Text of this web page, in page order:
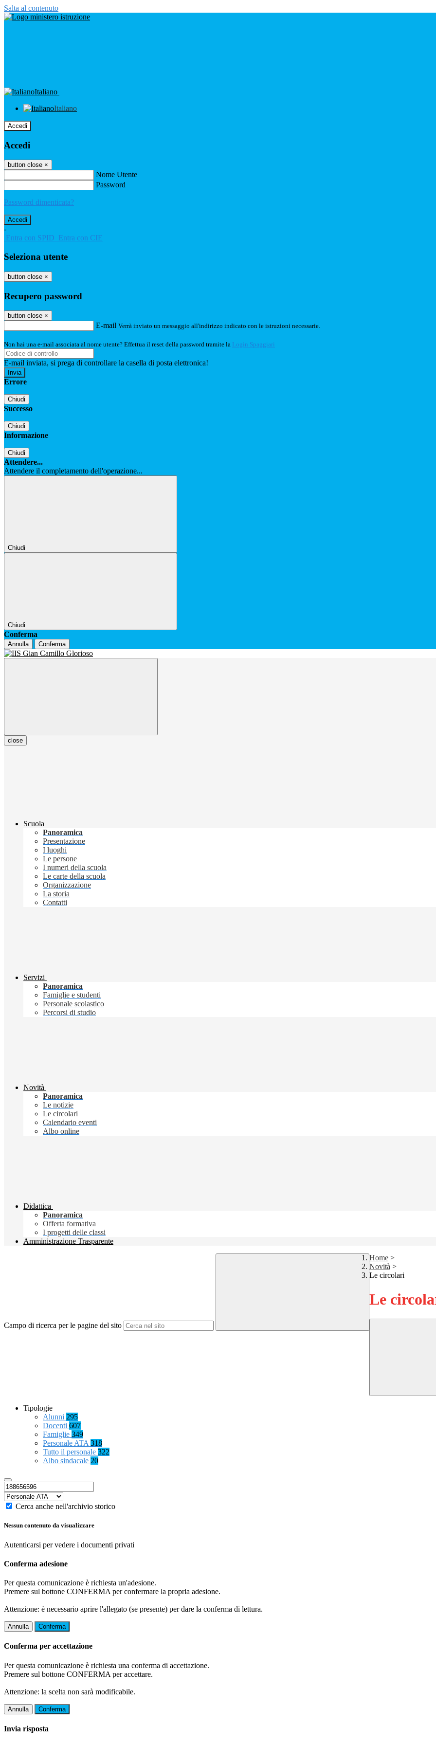
Salta al contenuto
Italiano
Italiano
Accedi
Accedi
button close ×
Nome Utente
Password
Password dimenticata?
-
Entra con SPID Entra con CIE
Seleziona utente
button close ×
Recupero password
button close ×
E-mail Verrà inviato un messaggio all'indirizzo indicato con le istruzioni necessarie.
Non hai una e-mail associata al nome utente? Effettua il reset della password tramite la Login Spaggiari
E-mail inviata, si prega di controllare la casella di posta elettronica!
Errore
Chiudi
Successo
Chiudi
Informazione
Chiudi
Attendere...
Attendere il completamento dell'operazione...
Chiudi
Chiudi
Conferma
Annulla Conferma
close
Scuola
Panoramica
Presentazione
I luoghi
Le persone
I numeri della scuola
Le carte della scuola
Organizzazione
La storia
Contatti
Servizi
Panoramica
Famiglie e studenti
Personale scolastico
Percorsi di studio
Novità
Panoramica
Le notizie
Le circolari
Calendario eventi
Albo online
Didattica
Panoramica
Offerta formativa
I progetti delle classi
Amministrazione Trasparente
Campo di ricerca per le pagine del sito
Home >
Novità >
Le circolari
Le
Tipologie
Alunni 295
Docenti 607
Famiglie 349
Personale ATA 318
Tutto il personale 322
Albo sindacale 20
Cerca anche nell'archivio storico
Nessun contenuto da visualizzare
Autenticarsi per vedere i documenti privati
Conferma adesione
Per questa comunicazione è richiesta un'adesione.
Premere sul bottone CONFERMA per confermare la propria adesione.
Attenzione: è necessario aprire l'allegato (se presente) per dare la conferma di lettura.
Annulla Conferma
Conferma per accettazione
Per questa comunicazione è richiesta una conferma di accettazione.
Premere sul bottone CONFERMA per accettare.
Attenzione: la scelta non sarà modificabile.
Annulla Conferma
Invia risposta